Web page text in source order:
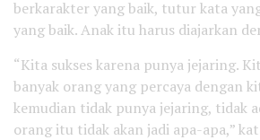
berkarakter yang baik, tutur kata
yang baik. Anak itu harus diajarkan
“Kita sukses karena punya jejaring.
banyak orang yang percaya dengan
kemudian tidak punya jejaring, tidak
orang itu tidak akan jadi apa-apa,”